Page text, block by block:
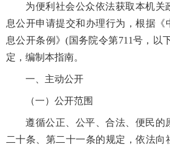
为便利社会公众依法获取本机关
息公开申请提交和办理行为，根据《
息公开条例》(国务院令第711号，以
定，编制本指南。
一、主动公开
（一）公开范围
遵循公正、公平、合法、便民的
二十条、第二十一条的规定，依法向